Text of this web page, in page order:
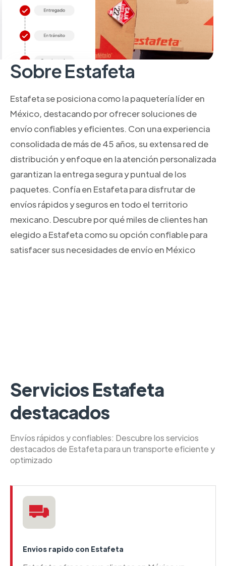
Sobre Estafeta
Estafeta se posiciona como la paquetería líder en
México, destacando por ofrecer soluciones de
envío confiables y eficientes. Con una experiencia
consolidada de más de 45 años, su extensa red de
distribución y enfoque en la atención personalizada
garantizan la entrega segura y puntual de los
paquetes. Confía en Estafeta para disfrutar de
envíos rápidos y seguros en todo el territorio
mexicano. Descubre por qué miles de clientes han
elegido a Estafeta como su opción confiable para
satisfacer sus necesidades de envío en México
Servicios Estafeta
destacados
Envíos rápidos y confiables: Descubre los servicios
destacados de Estafeta para un transporte eficiente y
optimizado
Envios rapido con Estafeta